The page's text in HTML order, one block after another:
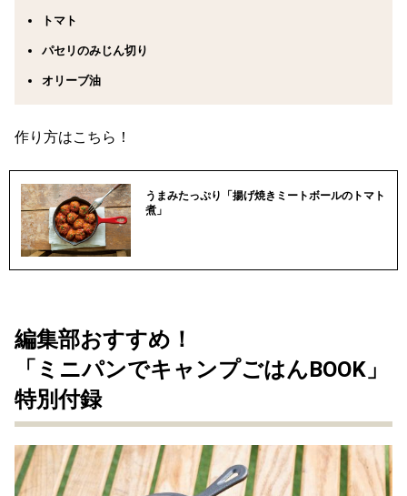
トマト
パセリのみじん切り
オリーブ油
作り方はこちら！
うまみたっぷり「揚げ焼きミートボールのトマト
煮」
編集部おすすめ！
「ミニパンでキャンプごはんBOOK」
特別付録